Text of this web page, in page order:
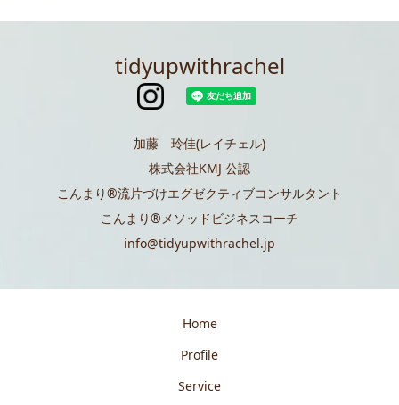
tidyupwithrachel
加藤 玲佳(レイチェル)
株式会社KMJ 公認
こんまり®️流片づけエグゼクティブコンサルタント
こんまり®メソッドビジネスコーチ
info@tidyupwithrachel.jp
Home
Profile
Service